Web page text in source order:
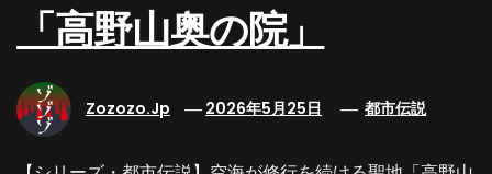
「高野山奥の院」
Zozozo.jp 2026年5月25日 都市伝説